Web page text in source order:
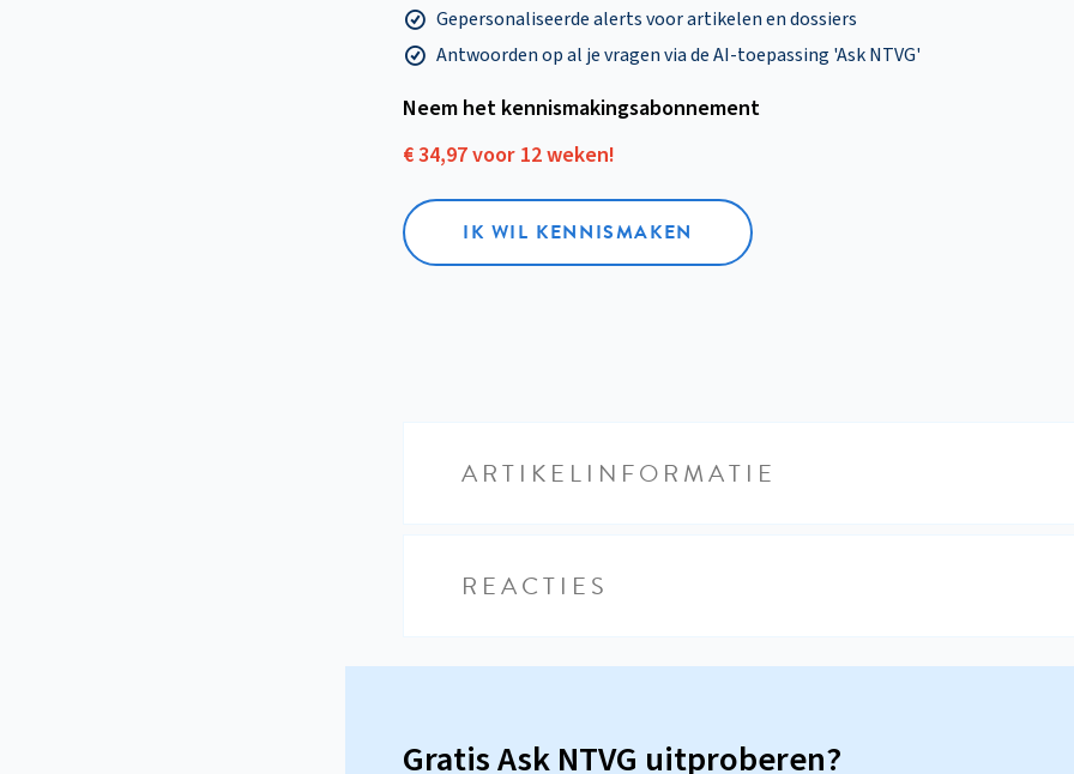
Gepersonaliseerde alerts voor artikelen en dossiers
Antwoorden op al je vragen via de AI-toepassing 'Ask NTVG'
Neem het kennismakings­abonnement
€ 34,97 voor 12 weken!
IK WIL KENNISMAKEN
ARTIKELINFORMATIE
REACTIES
Gratis Ask NTVG uitproberen?